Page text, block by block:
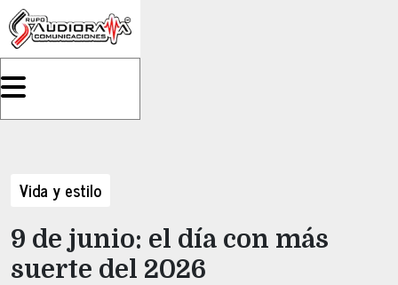
Vida y estilo
9 de junio: el día con más
suerte del 2026